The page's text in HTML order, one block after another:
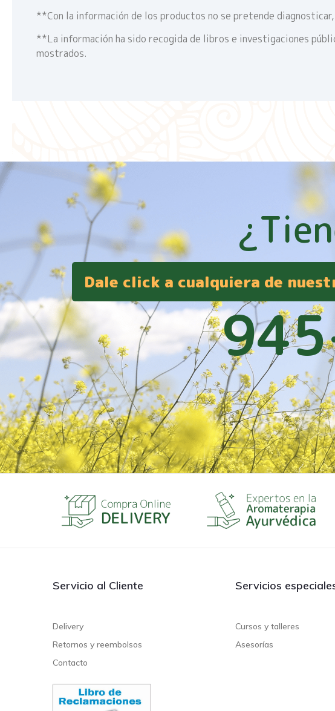
**Con la información de los productos no se pretende
**La información ha sido recogida de libros e investigaciones
mostrados.
Dale click a cualquiera de
Servicio al Cliente
Delivery
Retornos y reembolsos
Contacto
Servicios
Cursos y talleres
Asesorías